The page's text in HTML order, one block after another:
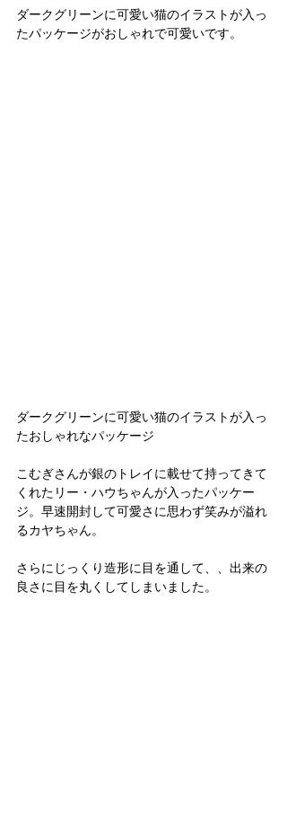
ダークグリーンに可愛い猫のイラストが入っ
たパッケージがおしゃれで可愛いです。
ダークグリーンに可愛い猫のイラストが入っ
たおしゃれなパッケージ
こむぎさんが銀のトレイに載せて持ってきて
くれたリー・ハウちゃんが入ったパッケー
ジ。早速開封して可愛さに思わず笑みが溢れ
るカヤちゃん。
さらにじっくり造形に目を通して、、出来の
良さに目を丸くしてしまいました。